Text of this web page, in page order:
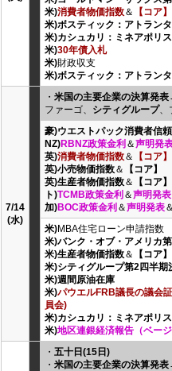
米)消費者物価指数＆
【コア】
米)ボスティック：アトラン
米)カシュカリ：ミネアポリ
米)30年債入札
米)財政収支
米)ボスティック：アトラン
7/14
(水)
・ 米国の主要企業の決算発表
ファーゴ、 シティグループ、
豪)ウエストパック消費者信
NZ)RBNZ政策金利 ＆声明発
英)消費者物価指数＆
【コア】
英)小売物価指数＆
【コア】
英)生産者物価指数＆
【コア】
ト)TCMB政策金利 ＆声明発表
加)BOC政策金利 ＆声明発表＆
米)MBA住宅ローン申請指数
米)バンク・オブ・アメリカ
米)生産者物価指数＆
【コア】
米)シティグループ第2四半期
米)週間原油在庫
米)パウエルFRB議長の議会
員会)
米)カシュカリ：ミネアポリ
米)地区連銀経済報告（ベージ
・ 五十日(15日)
・ 米国の主要企業の決算発表